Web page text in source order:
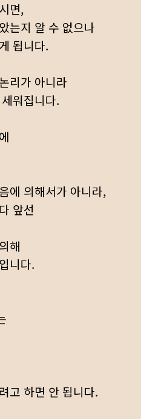
면,
는지 알 수 없으나
됩니다.
리가 아니라
워집니다.
에 의해서가 아니라,
앞선
해
니다.
고 하면 안 됩니다.